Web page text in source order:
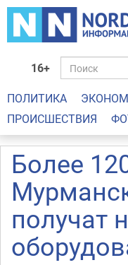
16+
ПОЛИТИКА
ПРОИСШЕСТВИЯ
Более
получат